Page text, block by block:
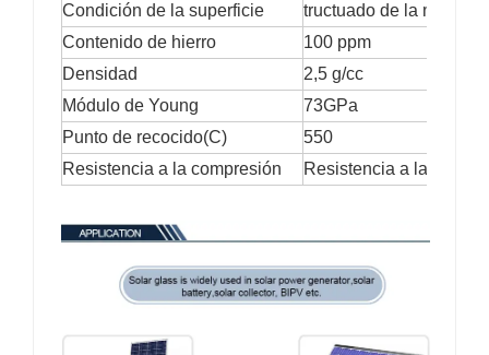
Condición de la superficie
tructuado de la misma
Contenido de hierro
100 ppm
Densidad
2,5 g/cc
Módulo de Young
73GPa
Punto de recocido(C)
550
Resistencia a la compresión
Resistencia a la